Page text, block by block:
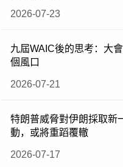
2026-07-23
九屆WAIC後的思考：大
個風口
2026-07-21
特朗普威脅對伊朗採取新
動，或將重蹈覆轍
2026-07-17